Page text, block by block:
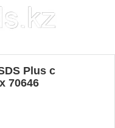
Plus c
70646